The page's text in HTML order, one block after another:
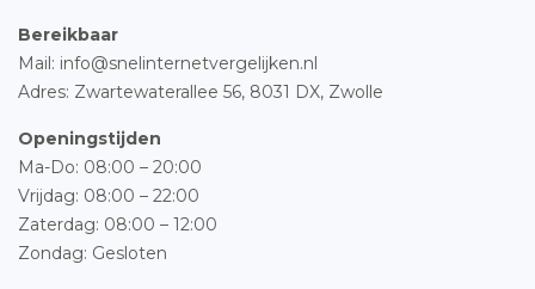
Bereikbaar
Mail: info@snelinternetvergelijken.nl
Adres: Zwartewaterallee 56, 8031 DX, Zwolle
Openingstijden
Ma-Do: 08:00 – 20:00
Vrijdag: 08:00 – 22:00
Zaterdag: 08:00 – 12:00
Zondag: Gesloten